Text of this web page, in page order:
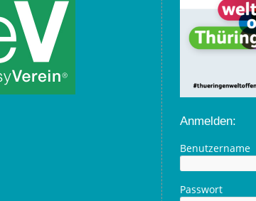
Anmelden:
Benutzername
Passwort